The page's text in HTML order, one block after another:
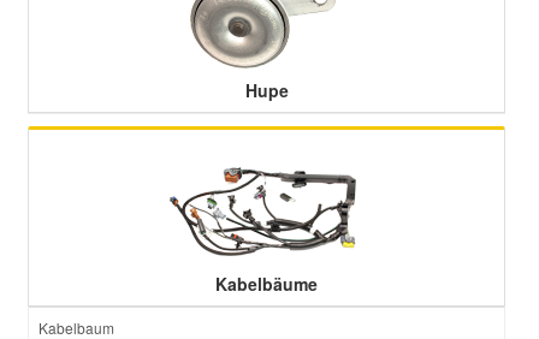
Hupe
Kabelbäume
Kabelbaum